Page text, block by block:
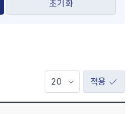
초기화
적용